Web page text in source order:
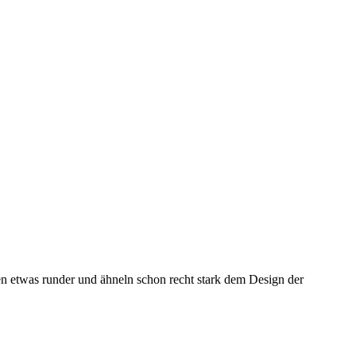
etwas runder und ähneln schon recht stark dem Design der